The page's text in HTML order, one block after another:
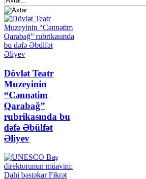
Dövlət Teatr
Muzeyinin
“Cənnətim
Qarabağ”
rubrikasında bu
dəfə Əbülfət
Əliyev